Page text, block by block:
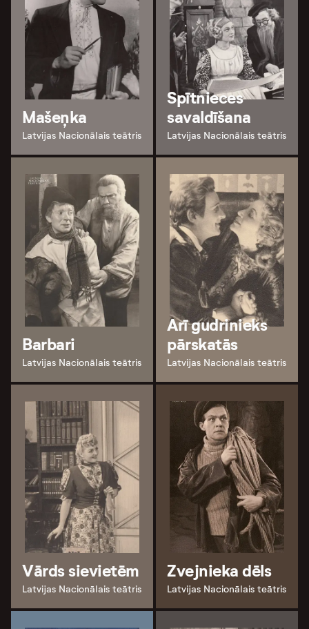
Mašeņka
Latvijas Nacionālais teātris
Spītnieces
savaldīšana
Latvijas Nacionālais teātris
Barbari
Latvijas Nacionālais teātris
Arī gudrinieks
pārskatās
Latvijas Nacionālais teātris
Vārds sievietēm
Latvijas Nacionālais teātris
Zvejnieka dēls
Latvijas Nacionālais teātris